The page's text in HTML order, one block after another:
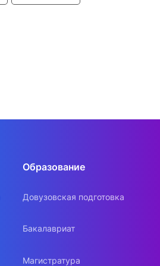
Образование
Довузовская подготовка
Бакалавриат
Магистратура